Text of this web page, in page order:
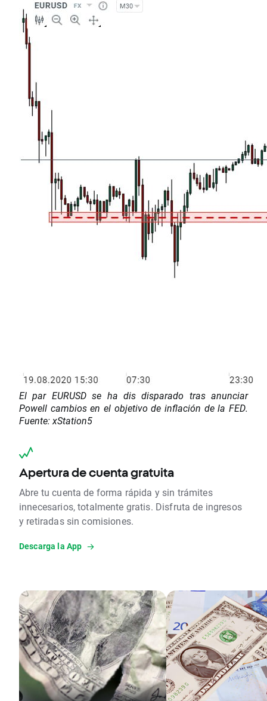
El par EURUSD se ha dis disparado tras anunciar
Powell cambios en el objetivo de inflación de la FED.
Fuente: xStation5
Apertura de cuenta gratuita
Abre tu cuenta de forma rápida y sin trámites
innecesarios, totalmente gratis. Disfruta de ingresos
y retiradas sin comisiones.
Descarga la App